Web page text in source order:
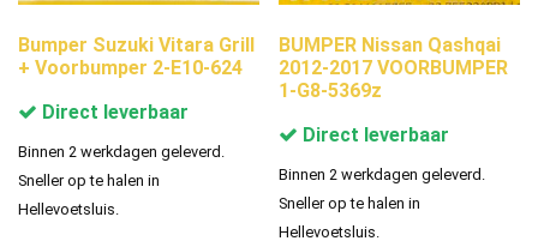
Bumper Suzuki Vitara Grill
+ Voorbumper 2-E10-624
Direct leverbaar
Binnen 2 werkdagen geleverd.
Sneller op te halen in
Hellevoetsluis.
BUMPER Nissan Qashqai
2012-2017 VOORBUMPER
1-G8-5369z
Direct leverbaar
Binnen 2 werkdagen geleverd.
Sneller op te halen in
Hellevoetsluis.